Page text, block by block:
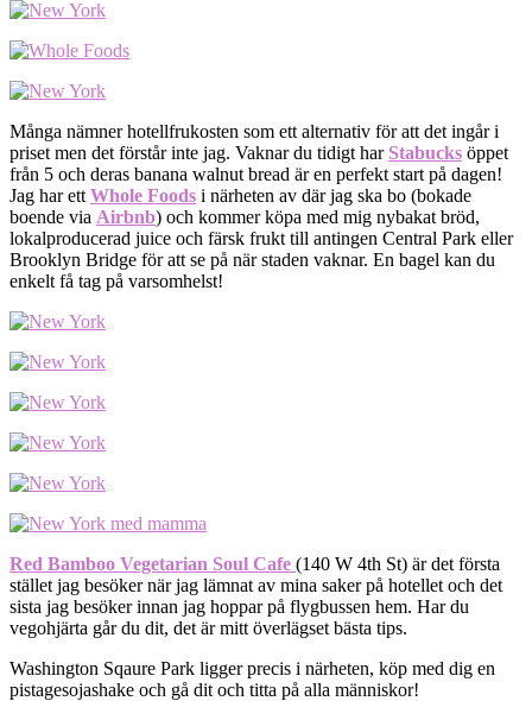
Många nämner hotellfrukosten som ett alternativ för att det ingår i
priset men det förstår inte jag. Vaknar du tidigt har Stabucks öppet
från 5 och deras banana walnut bread är en perfekt start på dagen!
Jag har ett Whole Foods i närheten av där jag ska bo (bokade
boende via Airbnb) och kommer köpa med mig nybakat bröd,
lokalproducerad juice och färsk frukt till antingen Central Park eller
Brooklyn Bridge för att se på när staden vaknar. En bagel kan du
enkelt få tag på varsomhelst!
Red Bamboo Vegetarian Soul Cafe (140 W 4th St) är det första
stället jag besöker när jag lämnat av mina saker på hotellet och det
sista jag besöker innan jag hoppar på flygbussen hem. Har du
vegohjärta går du dit, det är mitt överlägset bästa tips.
Washington Sqaure Park ligger precis i närheten, köp med dig en
pistagesojashake och gå dit och titta på alla människor!